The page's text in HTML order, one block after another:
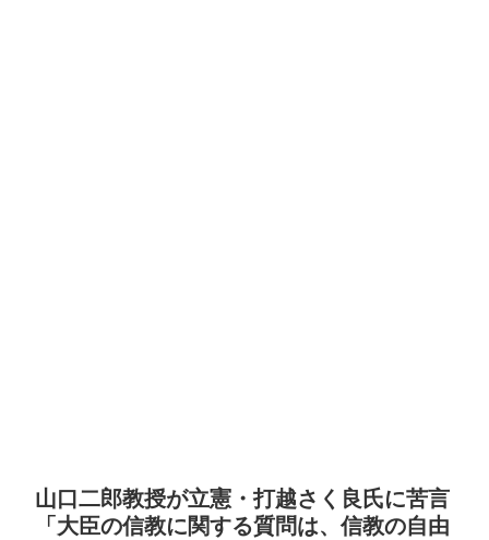
山口二郎教授が立憲・打越さく良氏に苦言
「大臣の信教に関する質問は、信教の自由